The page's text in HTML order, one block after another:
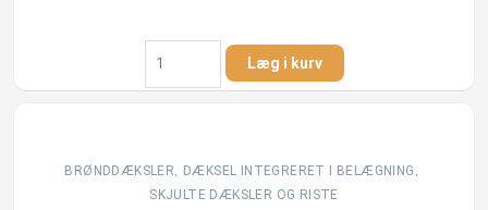
Karm
og
dæksel
70
mm
Læg i kurv
BRØNDDÆKSLER, DÆKSEL INTEGRERET I BELÆGNING​ ,
SKJULTE DÆKSLER OG RISTE